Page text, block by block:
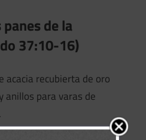
de la
37:10-16)
acacia recubierta de oro
anillos para varas de
los utensilios de la